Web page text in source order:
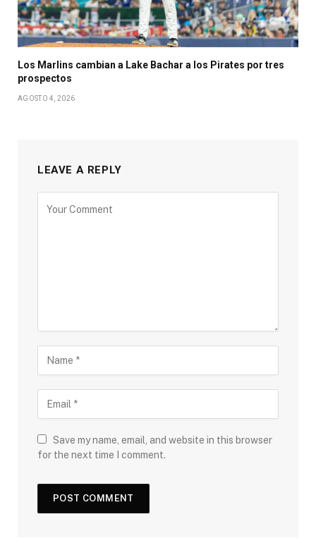
Los Marlins cambian a Lake Bachar a los Pirates por tres
prospectos
AGOSTO 4, 2026
LEAVE A REPLY
Save my name, email, and website in this browser
for the next time I comment.